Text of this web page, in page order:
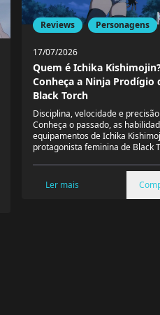
Reviews Personagens
17/07/2026
Quem é Ichika
Conheça a Ninja Prodígio
Black Torch
Disciplina, velocidade e
Conheça o passado, as
equipamentos de Ichika
protagonista feminina de Black
Ler mais